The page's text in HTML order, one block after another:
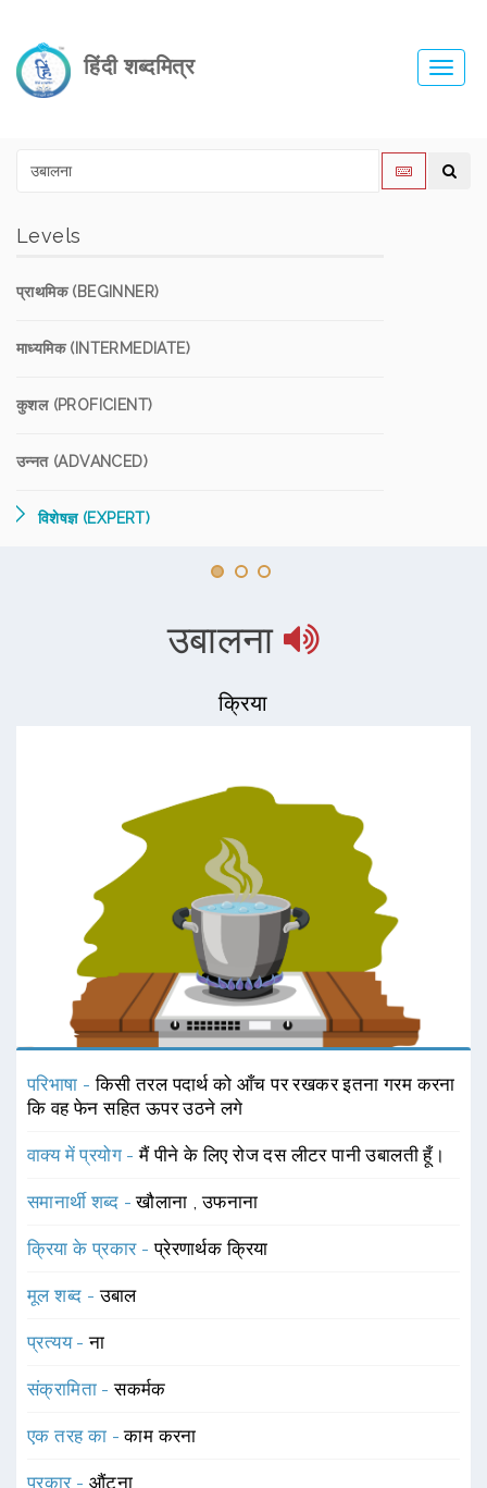
हिंदी शब्दमित्र
Levels
प्राथमिक (BEGINNER)
माध्यमिक (INTERMEDIATE)
कुशल (PROFICIENT)
उन्नत (ADVANCED)
विशेषज्ञ (EXPERT)
उबालना
क्रिया
परिभाषा -किसी तरल पदार्थ को आँच पर रखकर इतना गरम करना
कि वह फेन सहित ऊपर उठने लगे
वाक्य में प्रयोग -मैं पीने के लिए रोज दस लीटर पानी उबालती हूँ।
समानार्थी शब्द -खौलाना ,उफनाना
क्रिया के प्रकार -प्रेरणार्थक क्रिया
मूल शब्द -उबाल
प्रत्यय -ना
संक्रामिता -सकर्मक
एक तरह का -काम करना
प्रकार - औंटना